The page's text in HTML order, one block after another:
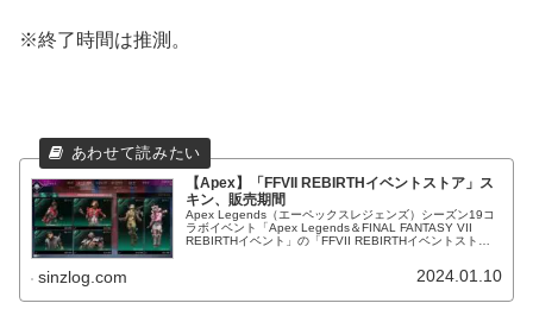
※終了時間は推測。
【Apex】「FFVII REBIRTHイベントストア」ス
キン、販売期間
Apex Legends（エーペックスレジェンズ）シーズン19コ
ラボイベント「Apex Legends＆FINAL FANTASY VII
REBIRTHイベント」の「FFVII REBIRTHイベントスト
sinzlog.com 2024.01.10